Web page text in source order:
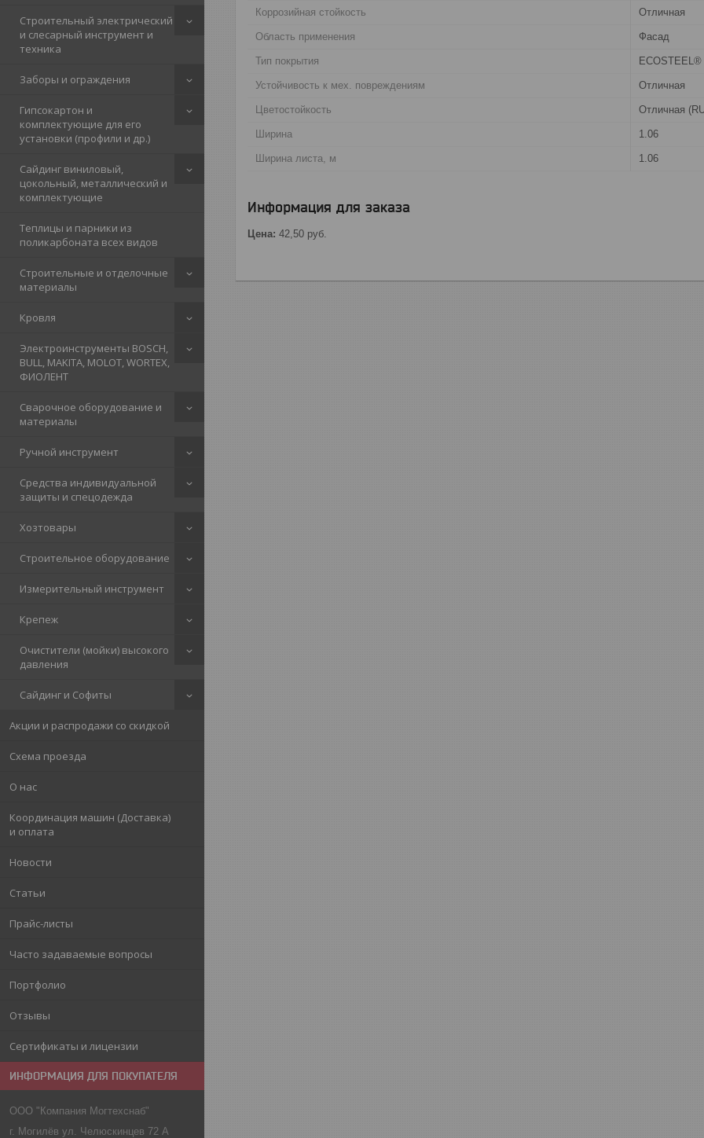
Строительный электрический
и слесарный инструмент и
техника
Заборы и ограждения
Гипсокартон и
комплектующие для его
установки (профили и др.)
Сайдинг виниловый,
цокольный, металлический и
комплектующие
Теплицы и парники из
поликарбоната всех видов
Строительные и отделочные
материалы
Кровля
Электроинструменты BOSCH,
BULL, MAKITA, MOLOT, WORTEX,
ФИОЛЕНТ
Сварочное оборудование и
материалы
Ручной инструмент
Средства индивидуальной
защиты и спецодежда
Хозтовары
Строительное оборудование
Измерительный инструмент
Крепеж
Очистители (мойки) высокого
давления
Сайдинг и Софиты
Акции и распродажи со скидкой
Схема проезда
О нас
Координация машин (Доставка)
и оплата
Новости
Статьи
Прайс-листы
Часто задаваемые вопросы
Портфолио
Отзывы
Сертификаты и лицензии
ИНФОРМАЦИЯ ДЛЯ ПОКУПАТЕЛЯ
ООО "Компания Могтехснаб"
г. Могилёв ул. Челюскинцев 72 А
Коррозийная стойкость Отличная
Область применения Фасад
Тип покрытия ECOSTEEL®
Устойчивость к мех. повреждениям Отличная
Цветостойкость Отличная
Ширина 1.06
Ширина листа, м 1.06
Информация для заказа
Цена: 42,50 руб.